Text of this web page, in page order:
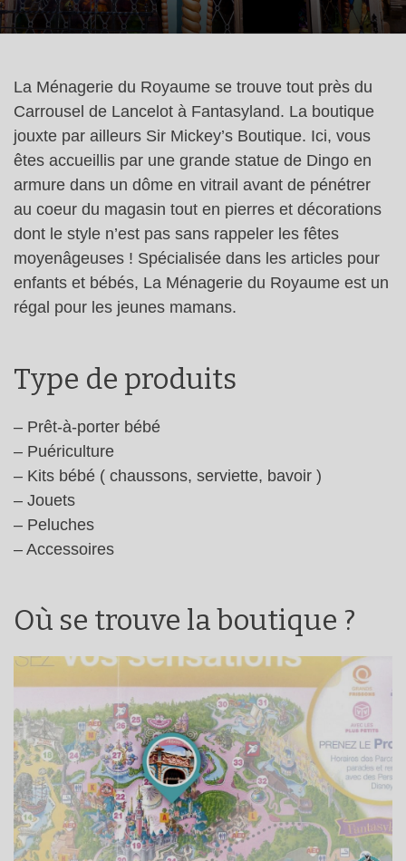
La Ménagerie du Royaume se trouve tout près du
Carrousel de Lancelot à Fantasyland. La boutique
jouxte par ailleurs Sir Mickey’s Boutique. Ici, vous
êtes accueillis par une grande statue de Dingo en
armure dans un dôme en vitrail avant de pénétrer
au coeur du magasin tout en pierres et décorations
dont le style n’est pas sans rappeler les fêtes
moyenâgeuses ! Spécialisée dans les articles pour
enfants et bébés, La Ménagerie du Royaume est un
régal pour les jeunes mamans.
Type de produits
– Prêt-à-porter bébé
– Puériculture
– Kits bébé ( chaussons, serviette, bavoir )
– Jouets
– Peluches
– Accessoires
Où se trouve la boutique ?